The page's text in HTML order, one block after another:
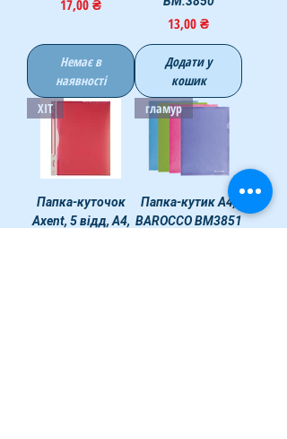
Ціна
17,00 ₴
Немає в
наявності
Ціна
13,00 ₴
Додати у
кошик
ХІТ
Папка-куточок
Axent, 5 відд, А4,
гламур
Папка-кутик А4,
BAROCCO BM3851